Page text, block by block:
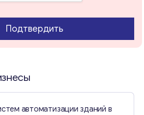
со мной
Подтвердить
автоматизации зданий в